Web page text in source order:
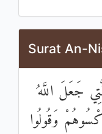
Surat An-
جَعَلَ اللَّهُ
وَقُولُوا